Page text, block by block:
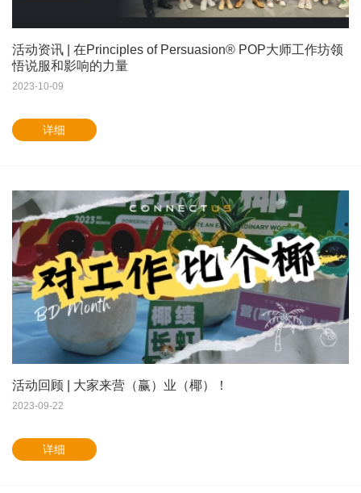
活动资讯 | 在Principles of Persuasion® POP大师工作坊领
悟说服和影响的力量
2023-10-09
详细
活动回顾 | 大家来营（赢）业（椰）！
2023-09-22
详细